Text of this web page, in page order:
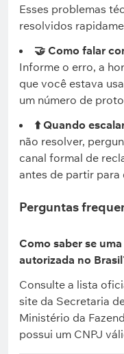
Esses problemas
resolvidos
🤝 Como falar
Informe o erro, a
que você estava
um número de
⬆️ Quando
não resolver,
canal formal de
antes de partir para
Perguntas
Como saber se
autorizada no
Consulte a lista
site da Secretaria
Ministério da
possui um CNPJ